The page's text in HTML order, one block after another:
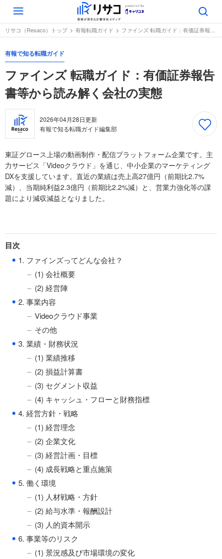
Toggle
navigation
リサコ（Resaco）トップ 有報転職ガイド ファインズ 転職ガイド：有価証券報告書等から読み解く会社の実態
有報で知る転職ガイド
ファインズ 転職ガイド：有価証券報告
書等から読み解く会社の実態
2026年04月28日更新
有報で知る転職ガイド編集部
東証グロース上場の動画制作・配信プラットフォーム企業です。主
力サービス「Videoクラウド」を通じ、中小企業のマーケティング
DXを支援しています。直近の業績は売上高27億円（前期比2.7%
減）、当期純利益2.3億円（前期比2.2%減）と、営業力強化等の課
題により減収減益となりました。
目次
● 1. ファインズってどんな会社？
(1) 会社概要
(2) 経営陣
● 2. 事業内容
Videoクラウド事業
その他
● 3. 業績・財務状況
(1) 業績推移
(2) 損益計算書
(3) セグメント収益
(4) キャッシュ・フローと財務指標
● 4. 経営方針・戦略
(1) 経営理念
(2) 企業文化
(3) 経営計画・目標
(4) 成長戦略と重点施策
● 5. 働く環境
(1) 人材戦略・方針
(2) 給与水準・報酬設計
(3) 人的資本開示
● 6. 事業等のリスク
(1) 景況感及び市場環境の変化